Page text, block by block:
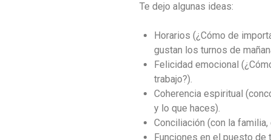
Te dejo algunas ideas:
Horarios (¿Cómo de
gustan los turnos de
Felicidad emocional
trabajo?).
Coherencia espiritual
y lo que haces).
Conciliación (con la
Funciones en el puesto de